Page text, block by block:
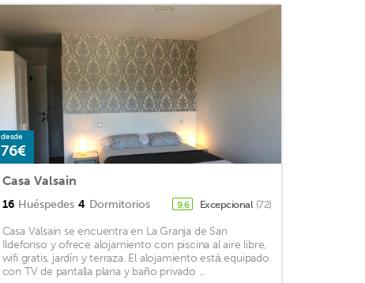
desde
76€
Casa Valsain
16 Huéspedes 4 Dormitorios 9,6 Excepcional (72)
Casa Valsain se encuentra en La Granja de San
Ildefonso y ofrece alojamiento con piscina al aire libre,
wifi gratis, jardín y terraza. El alojamiento está equipado
con TV de pantalla plana y baño privado ...